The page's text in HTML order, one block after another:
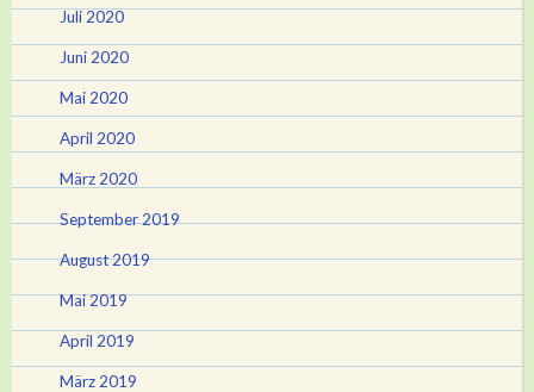
Juli 2020
Juni 2020
Mai 2020
April 2020
März 2020
September 2019
August 2019
Mai 2019
April 2019
März 2019